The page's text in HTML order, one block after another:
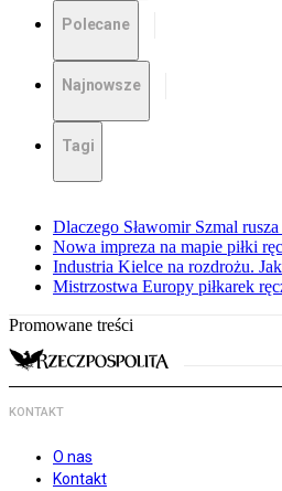
Polecane
Najnowsze
Tagi
Dlaczego Sławomir Szmal
Nowa impreza na mapie piłki
Industria Kielce na rozdrożu.
Mistrzostwa Europy piłkarek
Promowane treści
KONTAKT
O nas
Kontakt